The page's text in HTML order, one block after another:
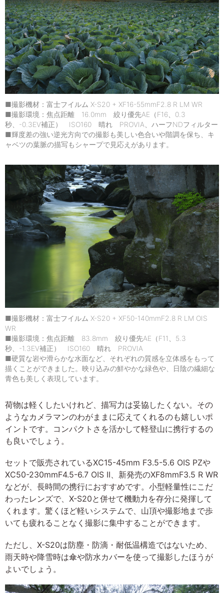
■撮影機材：富士フイルム X-S20 + XF16-55mmF2.8 R LM WR
■撮影環境：焦点距離 16.0mm 絞り優先AE（F16、0.3
秒、-0.3EV補正） ISO160 晴れ PROVIA、ハーフNDフィルター
■輝度差の強い逆光方向での撮影も美しい色合いや階調を保ち、キ
ャベツの葉脈の描写もシャープで見応えがあります。
■撮影機材：富士フイルム X-S20 + XF50-140mmF2.8 R LM OIS
WR
■撮影環境：焦点距離 83.8mm 絞り優先AE（F11、5.3
秒、-1.3EV補正） ISO160 晴れ PROVIA
■硬質な岩や滑らかな水面など、それぞれの質感を立体感をもって
描くことができました。映り込みの鮮やかな緑色や、日陰の繊細な
青色も美しく表現しています。
荷物は軽くしたいけれど、描写力は妥協したくない。その
ようなカメラマンのわがままに応えてくれるのも嬉しいポ
イントです。コンパクトさを活かして軽登山に携行するの
も良いでしょう。
セットで販売されているXC15-45mm F3.5-5.6 OIS PZや
XC50-230mmF4.5-6.7 OIS II、新発売のXF8mmF3.5 R WR
などが、長時間の携行におすすめです。小型軽量性にこだ
わったレンズで、X-S20と併せて機動力を存分に発揮して
くれます。驚くほど軽いシステムで、山頂や撮影地まで歩
いても疲れることなく撮影に集中することができます。
ただし、X-S20は防塵・防滴・耐低温構造ではないため、
雨天時や降雪時は傘や防水カバーを使って撮影したほうが
よいでしょう。